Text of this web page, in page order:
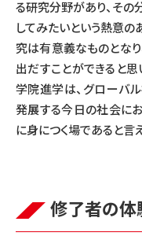
る研究分野があり、そ
してみたいという熱意
究は有意義なものとな
出だすことができると思
学院進学は、グローバ
発展する今日の社会に
に身につく場であると言
修了者の体